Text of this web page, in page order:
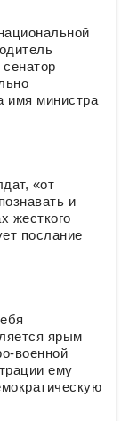
имя министра
«от
и
жесткого
послание
ярым
военной
ему